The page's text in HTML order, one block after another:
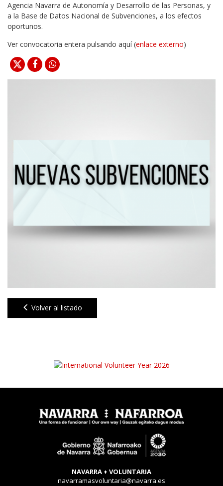
Agencia Navarra de Autonomía y Desarrollo de las Personas, y
a la Base de Datos Nacional de Subvenciones, a los efectos
oportunos.
Ver convocatoria entera pulsando aquí (enlace externo)
Volver al listado
NAVARRA + VOLUNTARIA
navarramasvoluntaria@navarra.es